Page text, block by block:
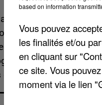
autorisé neuf
Ce cas de
actuellement, à
sont soumises
la Direction
based on information
Vous pouvez
les finalités et/ou
en cliquant sur
ce site. Vous
moment via le lien